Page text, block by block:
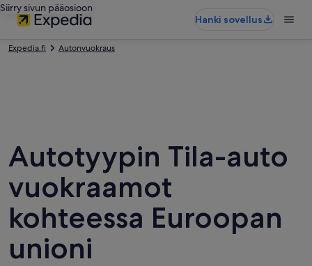
Siirry sivun pääosioon
Hanki sovellus
Expedia.fi Autonvuokraus
Autotyypin Tila-auto
vuokraamot
kohteessa Euroopan
unioni